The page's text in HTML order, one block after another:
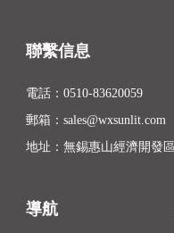
聯繫信息
電話： 0510-83620059
郵箱： sales@wxsunlit.com
地址：無錫惠山經濟開發
導航